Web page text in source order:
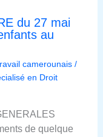
du 27 mai
au
camerounais/
en Droit
de quelque